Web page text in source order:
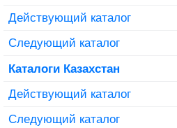
Действующий каталог
Следующий каталог
Каталоги Казахстан
Действующий каталог
Следующий каталог